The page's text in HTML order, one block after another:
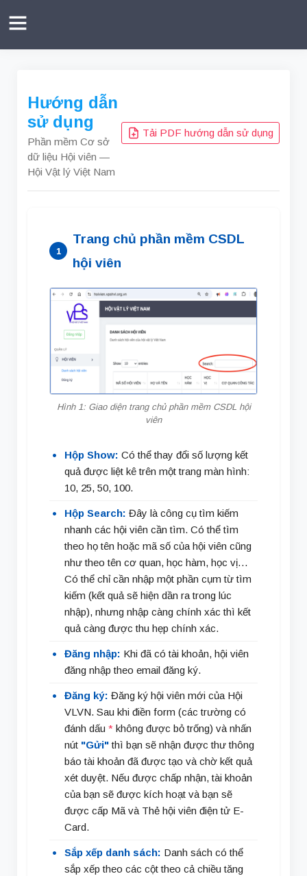
Hướng dẫn
sử dụng
Phần mềm Cơ sở
dữ liệu Hội viên —
Hội Vật lý Việt Nam
Tải PDF hướng dẫn sử dụng
1
Trang chủ phần mềm CSDL
hội viên
Hình 1: Giao diện trang chủ phần mềm CSDL hội
viên
Hộp Show: Có thể thay đổi số lượng kết
quả được liệt kê trên một trang màn hình:
10, 25, 50, 100.
Hộp Search: Đây là công cụ tìm kiếm
nhanh các hội viên cần tìm. Có thể tìm
theo họ tên hoặc mã số của hội viên cũng
như theo tên cơ quan, học hàm, học vị…
Có thể chỉ cần nhập một phần cụm từ tìm
kiếm (kết quả sẽ hiện dần ra trong lúc
nhập), nhưng nhập càng chính xác thì kết
quả càng được thu hẹp chính xác.
Đăng nhập: Khi đã có tài khoản, hội viên
đăng nhập theo email đăng ký.
Đăng ký: Đăng ký hội viên mới của Hội
VLVN. Sau khi điền form (các trường có
đánh dấu * không được bỏ trống) và nhấn
nút "Gửi"thì bạn sẽ nhận được thư thông
báo tài khoản đã được tạo và chờ kết quả
xét duyệt. Nếu được chấp nhận, tài khoản
của bạn sẽ được kích hoạt và bạn sẽ
được cấp Mã và Thẻ hội viên điện tử E-
Card.
Sắp xếp danh sách: Danh sách có thể
sắp xếp theo các cột theo cả chiều tăng